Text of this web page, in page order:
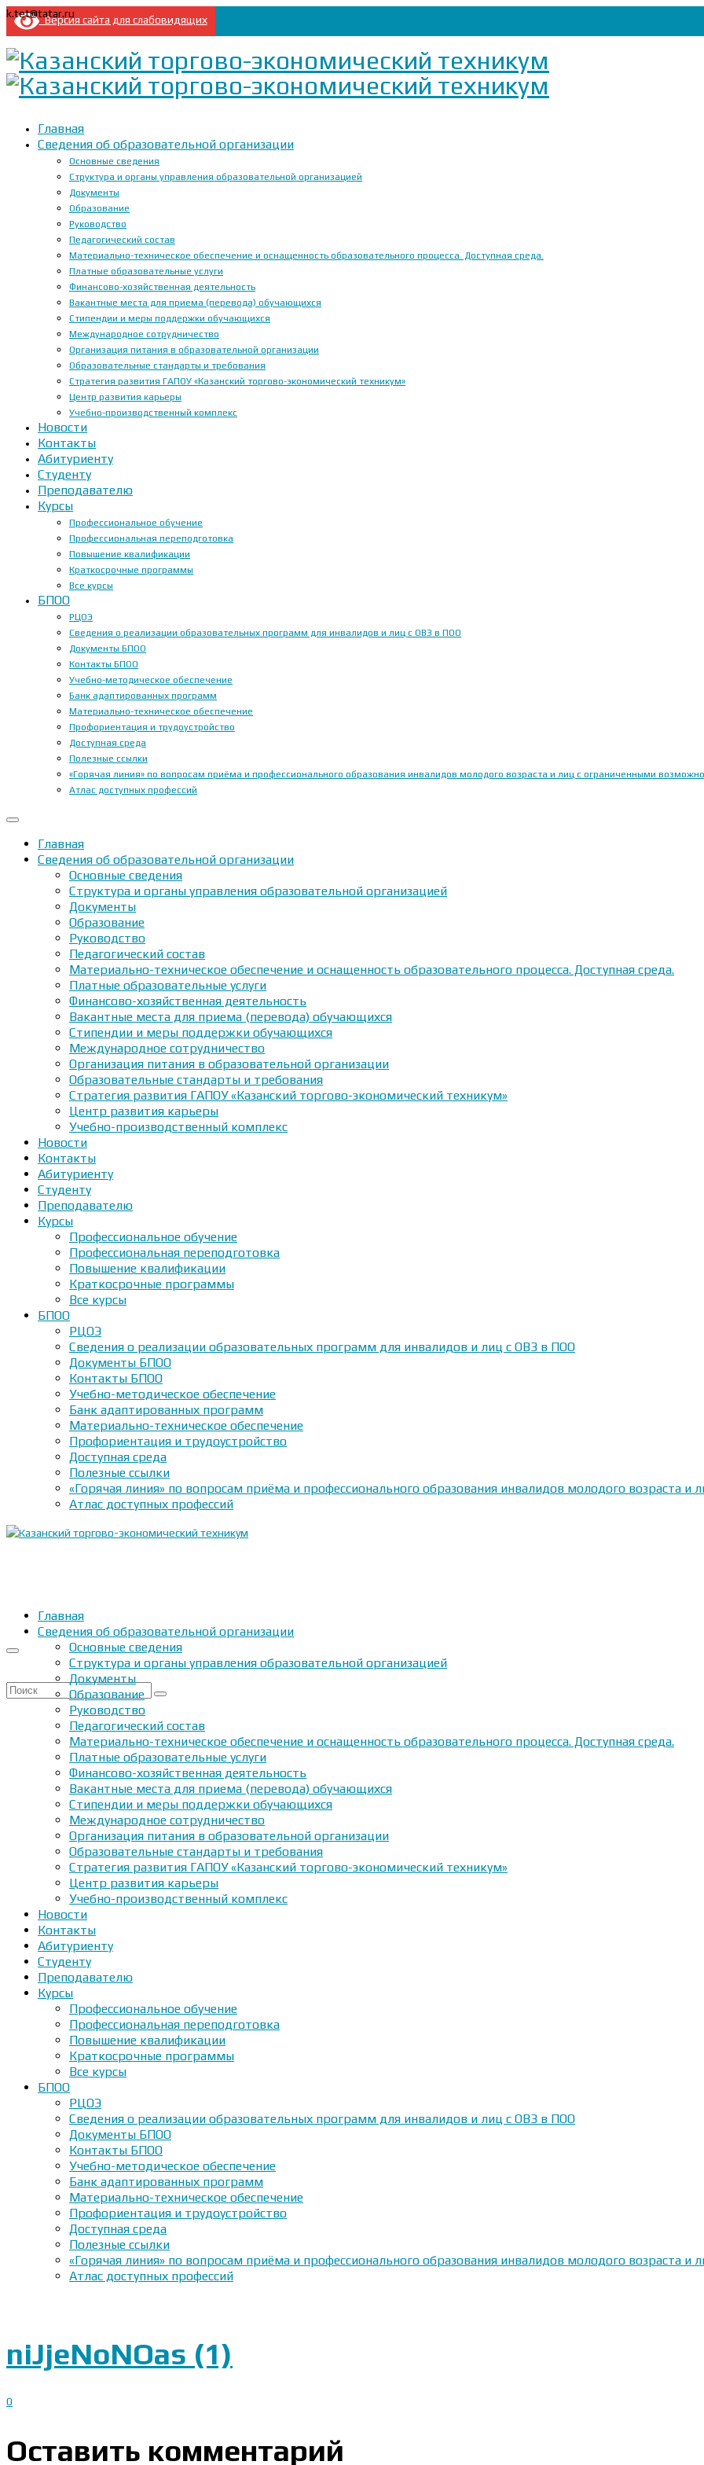
Версия сайта для слабовидящих
k.tet@tatar.ru
Главная
Сведения об образовательной организации
Основные сведения
Структура и органы управления образовательной организацией
Документы
Образование
Руководство
Педагогический состав
Материально-техническое обеспечение и оснащенность образовательного процесса. Доступная среда.
Платные образовательные услуги
Финансово-хозяйственная деятельность
Вакантные места для приема (перевода) обучающихся
Стипендии и меры поддержки обучающихся
Международное сотрудничество
Организация питания в образовательной организации
Образовательные стандарты и требования
Стратегия развития ГАПОУ «Казанский торгово-экономический техникум»
Центр развития карьеры
Учебно-производственный комплекс
Новости
Контакты
Абитуриенту
Студенту
Преподавателю
Курсы
Профессиональное обучение
Профессиональная переподготовка
Повышение квалификации
Краткосрочные программы
Все курсы
БПОО
РЦОЭ
Сведения о реализации образовательных программ для инвалидов и лиц с ОВЗ в ПОО
Документы БПОО
Контакты БПОО
Учебно-методическое обеспечение
Банк адаптированных программ
Материально-техническое обеспечение
Профориентация и трудоустройство
Доступная среда
Полезные ссылки
«Горячая линия» по вопросам приёма и профессионального образования инвалидов молодого возраста и лиц с ограниченными
Атлас доступных профессий
Главная
Сведения об образовательной организации
Основные сведения
Структура и органы управления образовательной организацией
Документы
Образование
Руководство
Педагогический состав
Материально-техническое обеспечение и оснащенность образовательного процесса. Доступная среда.
Платные образовательные услуги
Финансово-хозяйственная деятельность
Вакантные места для приема (перевода) обучающихся
Стипендии и меры поддержки обучающихся
Международное сотрудничество
Организация питания в образовательной организации
Образовательные стандарты и требования
Стратегия развития ГАПОУ «Казанский торгово-экономический техникум»
Центр развития карьеры
Учебно-производственный комплекс
Новости
Контакты
Абитуриенту
Студенту
Преподавателю
Курсы
Профессиональное обучение
Профессиональная переподготовка
Повышение квалификации
Краткосрочные программы
Все курсы
БПОО
РЦОЭ
Сведения о реализации образовательных программ для инвалидов и лиц с ОВЗ в ПОО
Документы БПОО
Контакты БПОО
Учебно-методическое обеспечение
Банк адаптированных программ
Материально-техническое обеспечение
Профориентация и трудоустройство
Доступная среда
Полезные ссылки
«Горячая линия» по вопросам приёма и профессионального образования инвалидов молодого возраста
Атлас доступных профессий
Искать:
Главная
Сведения об образовательной организации
Основные сведения
Структура и органы управления образовательной организацией
Документы
Образование
Руководство
Педагогический состав
Материально-техническое обеспечение и оснащенность образовательного процесса. Доступная среда.
Платные образовательные услуги
Финансово-хозяйственная деятельность
Вакантные места для приема (перевода) обучающихся
Стипендии и меры поддержки обучающихся
Международное сотрудничество
Организация питания в образовательной организации
Образовательные стандарты и требования
Стратегия развития ГАПОУ «Казанский торгово-экономический техникум»
Центр развития карьеры
Учебно-производственный комплекс
Новости
Контакты
Абитуриенту
Студенту
Преподавателю
Курсы
Профессиональное обучение
Профессиональная переподготовка
Повышение квалификации
Краткосрочные программы
Все курсы
БПОО
РЦОЭ
Сведения о реализации образовательных программ для инвалидов и лиц с ОВЗ в ПОО
Документы БПОО
Контакты БПОО
Учебно-методическое обеспечение
Банк адаптированных программ
Материально-техническое обеспечение
Профориентация и трудоустройство
Доступная среда
Полезные ссылки
«Горячая линия» по вопросам приёма и профессионального образования инвалидов молодого возраста
Атлас доступных профессий
niJjeNoNOas (1)
0
Оставить комментарий